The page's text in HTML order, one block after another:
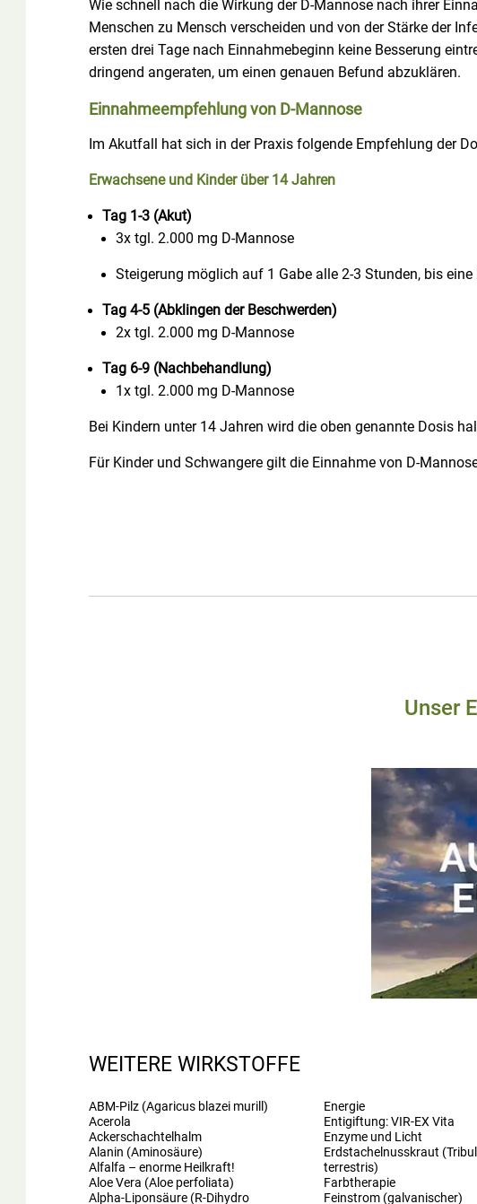
Wie schnell nach die Wirkung der D-Mannose nach ihrer
Menschen zu Mensch verscheiden und von der Stärke der
ersten drei Tage nach Einnahmebeginn keine Besserung
dringend angeraten, um einen genauen Befund abzuklären.
Einnahmeempfehlung von D-Mannose
Im Akutfall hat sich in der Praxis folgende Empfehlung der
Erwachsene und Kinder über 14 Jahren
Tag 1-3 (Akut)
3x tgl. 2.000 mg D-Mannose
Steigerung möglich auf 1 Gabe alle 2-3 Stunden, bis
Tag 4-5 (Abklingen der Beschwerden)
2x tgl. 2.000 mg D-Mannose
Tag 6-9 (Nachbehandlung)
1x tgl. 2.000 mg D-Mannose
Bei Kindern unter 14 Jahren wird die oben genannte Dosis
Für Kinder und Schwangere gilt die Einnahme von D-
Unser
WEITERE WIRKSTOFFE
ABM-Pilz (Agaricus blazei murill)
Acerola
Ackerschachtelhalm
Alanin (Aminosäure)
Alfalfa – enorme Heilkraft!
Aloe Vera (Aloe perfoliata)
Alpha-Liponsäure (R-Dihydro
Energie
Entigiftung: VIR-EX Vita
Enzyme und Licht
Erdstachelnusskraut
terrestris)
Farbtherapie
Feinstrom (galvanischer)